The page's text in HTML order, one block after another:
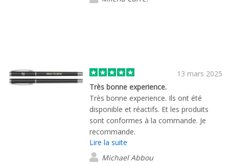
13 mars 2025
Très bonne experience.
Très bonne experience. Ils ont été
disponible et réactifs. Et les produits
sont conformes à la commande. Je
recommande.
Lire la suite
Michael Abbou